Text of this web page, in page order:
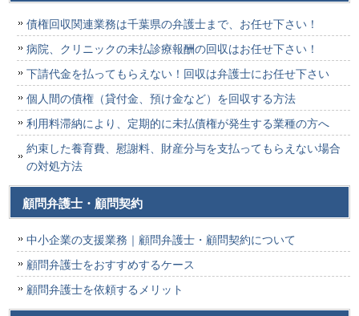
債権回収関連業務は千葉県の弁護士まで、お任せ下さい！
病院、クリニックの未払診療報酬の回収はお任せ下さい！
下請代金を払ってもらえない！回収は弁護士にお任せ下さい
個人間の債権（貸付金、預け金など）を回収する方法
利用料滞納により、定期的に未払債権が発生する業種の方へ
約束した養育費、慰謝料、財産分与を支払ってもらえない場合
の対処方法
顧問弁護士・顧問契約
中小企業の支援業務｜顧問弁護士・顧問契約について
顧問弁護士をおすすめするケース
顧問弁護士を依頼するメリット